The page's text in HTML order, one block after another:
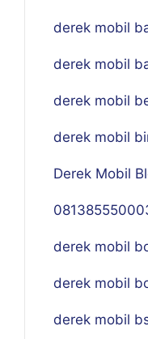
derek mobil
derek mobil
derek mobil
derek mobil
Derek Mobil
derek mobil
derek mobil
derek mobil